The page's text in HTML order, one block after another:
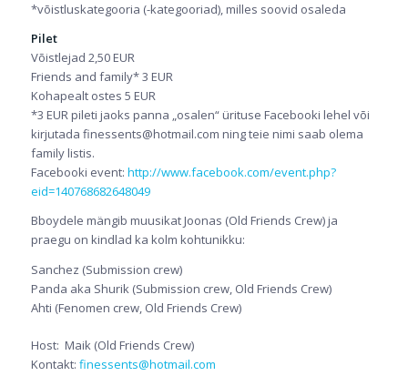
*võistluskategooria (-kategooriad), milles soovid osaleda
Pilet
Võistlejad 2,50 EUR
Friends and family* 3 EUR
Kohapealt ostes 5 EUR
*3 EUR pileti jaoks panna „osalen“ ürituse Facebooki lehel või
kirjutada finessents@hotmail.com ning teie nimi saab olema
family listis.
Facebooki event: http://www.facebook.com/event.php?
eid=140768682648049
Bboydele mängib muusikat Joonas (Old Friends Crew) ja
praegu on kindlad ka kolm kohtunikku:
Sanchez (Submission crew)
Panda aka Shurik (Submission crew, Old Friends Crew)
Ahti (Fenomen crew, Old Friends Crew)
Host: Maik (Old Friends Crew)
Kontakt: finessents@hotmail.com